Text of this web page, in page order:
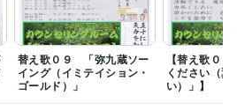
協会 メンタルケア・アドバイザー
取
認定心理カウンセラー２級
取得年 : 2
進協会 産業心理カウンセラー
取得年 :
替え歌０９ 「弥九蔵ソー
イング（イミテイション・
ゴールド）」
【替え歌０
ください（翼
い）」】